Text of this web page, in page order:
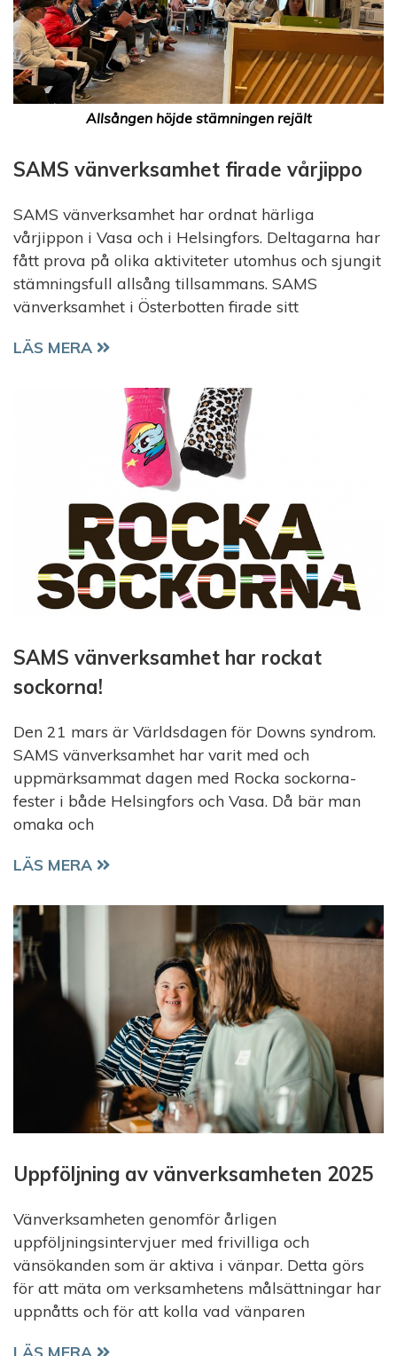
Allsången höjde stämningen rejält
SAMS vänverksamhet firade vårjippo
SAMS vänverksamhet har ordnat härliga
vårjippon i Vasa och i Helsingfors. Deltagarna har
fått prova på olika aktiviteter utomhus och sjungit
stämningsfull allsång tillsammans. SAMS
vänverksamhet i Österbotten firade sitt
SAMS VÄNVERKSAMHET FIRADE VÅRJIPPO
LÄS MERA
SAMS vänverksamhet har rockat
sockorna!
Den 21 mars är Världsdagen för Downs syndrom.
SAMS vänverksamhet har varit med och
uppmärksammat dagen med Rocka sockorna-
fester i både Helsingfors och Vasa. Då bär man
omaka och
SAMS VÄNVERKSAMHET HAR ROCKAT
LÄS MERA
Uppföljning av vänverksamheten 2025
Vänverksamheten genomför årligen
uppföljningsintervjuer med frivilliga och
vänsökanden som är aktiva i vänpar. Detta görs
för att mäta om verksamhetens målsättningar har
uppnåtts och för att kolla vad vänparen
UPPFÖLJNING AV VÄNVERKSAMHETEN 2025
LÄS MERA